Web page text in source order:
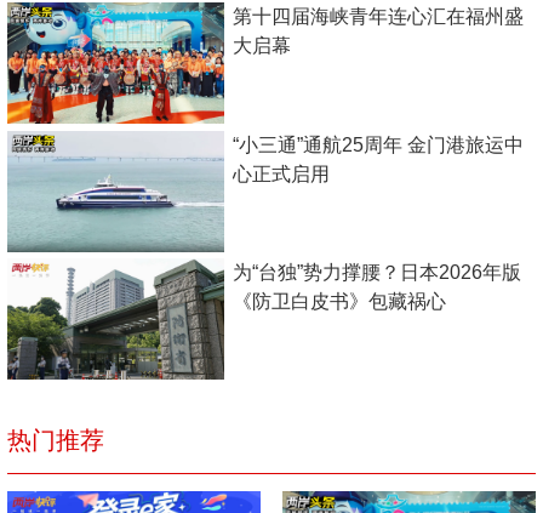
第十四届海峡青年连心汇在福州盛
大启幕
“小三通”通航25周年 金门港旅运中
心正式启用
为“台独”势力撑腰？日本2026年版
《防卫白皮书》包藏祸心
热门推荐